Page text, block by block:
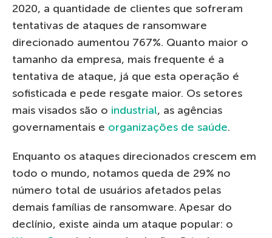
2020, a quantidade de clientes que sofreram
tentativas de ataques de ransomware
direcionado aumentou 767%. Quanto maior o
tamanho da empresa, mais frequente é a
tentativa de ataque, já que esta operação é
sofisticada e pede resgate maior. Os setores
mais visados são o industrial, as agências
governamentais e organizações de saúde.
Enquanto os ataques direcionados crescem em
todo o mundo, notamos queda de 29% no
número total de usuários afetados pelas
demais famílias de ransomware. Apesar do
declínio, existe ainda um ataque popular: o